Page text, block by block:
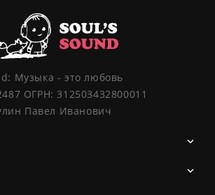
Музыка - это любовь
ОГРН: 312503432800011
Павел Иванович